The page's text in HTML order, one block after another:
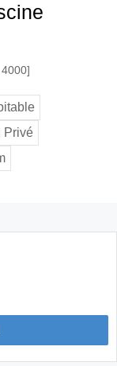
Privé